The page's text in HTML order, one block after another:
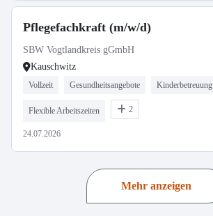
Pflegefachkraft (m/w/d)
SBW Vogtlandkreis gGmbH
Kauschwitz
Vollzeit Gesundheitsangebote Kinderbetreuung
Flexible Arbeitszeiten 2
24.07.2026
Mehr anzeigen